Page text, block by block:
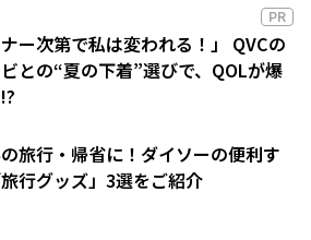
PR
ナー次第で私は変われる！」 QVCの
との“夏の下着”選びで、QOLが爆
旅行・帰省に！ダイソーの便利す
行グッズ」3選をご紹介